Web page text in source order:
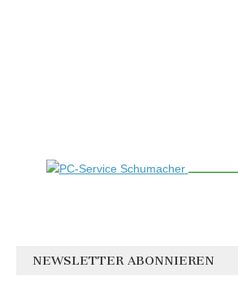
NEWSLETTER ABONNIEREN